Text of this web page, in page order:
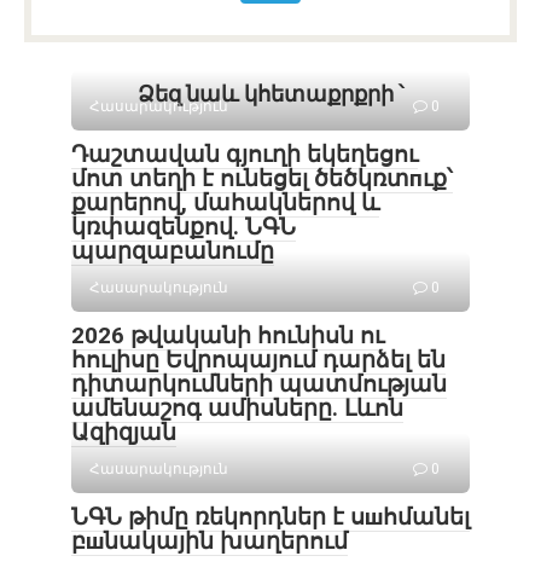
Ձեզ նաև կհետաքրքրի ՝
Հասարակություն 0
Դաշտավան գյուղի եկեղեցու
մոտ տեղի է ունեցել ծեծկռտпւք՝
քարերով, մահակներով և
կռփազենքով. ՆԳՆ
պարզաբանումը
Հասարակություն 0
2026 թվականի հունիսն ու
հուլիսը Եվրոպայում դարձել են
դիտարկումների պատմության
ամենաշոգ ամիսները․ Լևոն
Ազիզյան
Հասարակություն 0
ՆԳՆ թիմը ռեկորդներ է սшհմանել
բшնակային խաղերում